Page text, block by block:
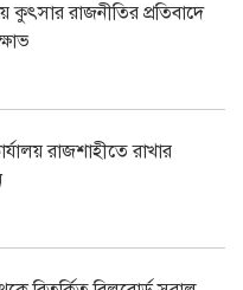
কুৎসার রাজনীতির প্রতিবাদে
রাজশাহীতে রাখার